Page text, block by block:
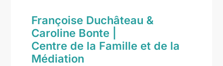
Françoise Duchâteau &
Caroline Bonte |
Centre de la Famille et de la
Médiation